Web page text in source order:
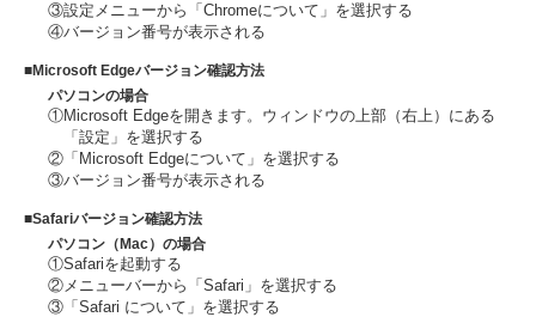
③設定メニューから「Chromeについて」を選択する
④バージョン番号が表示される
■Microsoft Edgeバージョン確認方法
パソコンの場合
①Microsoft Edgeを開きます。ウィンドウの上部（右上）にある
「設定」を選択する
②「Microsoft Edgeについて」を選択する
③バージョン番号が表示される
■Safariバージョン確認方法
パソコン（Mac）の場合
①Safariを起動する
②メニューバーから「Safari」を選択する
③「Safari について」を選択する